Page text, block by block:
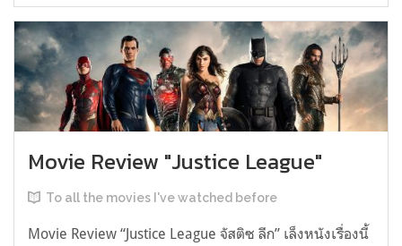
Movie Review "Justice League"
To all the movies I've watched before
Movie Review “Justice League จัสติซ ลีก” เล็งหนังเรื่องนี้